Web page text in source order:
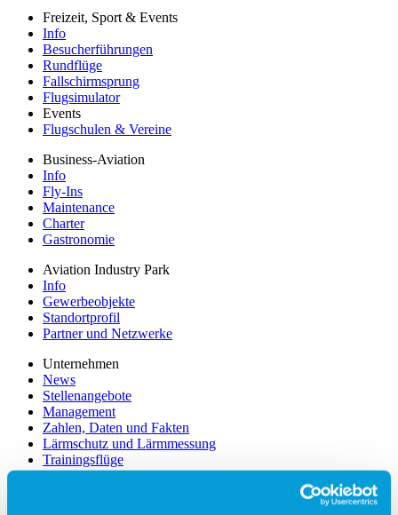
Freizeit, Sport & Events
Info
Besucherführungen
Rundflüge
Fallschirmsprung
Flugsimulator
Events
Flugschulen & Vereine
Business-Aviation
Info
Fly-Ins
Maintenance
Charter
Gastronomie
Aviation Industry Park
Info
Gewerbeobjekte
Standortprofil
Partner und Netzwerke
Unternehmen
News
Stellenangebote
Management
Zahlen, Daten und Fakten
Lärmschutz und Lärmmessung
Trainingsflüge
Presse